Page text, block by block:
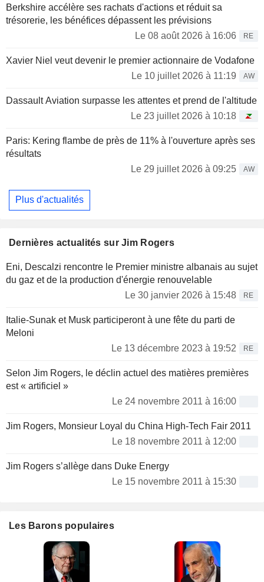
aujourd'hui autorité.
Passionné de deux roues, Jim Rogers entame en 1990 un
tour du monde en moto qui durera pendant deux ans. Il
vaut de figurer dans le Guinness Book des records. Il profite
de ses voyages pour analyser les possibilités
il les rassemble dans les nombreux ouvrages qu'il a publiés.
Berkshire accélère ses rachats d'actions et réduit sa
trésorerie, les bénéfices dépassent les prévisions
Le 08 août 2026 à 16:06
RE
Xavier Niel veut devenir le premier actionnaire de Vodafone
Le 10 juillet 2026 à 11:19
AW
Dassault Aviation surpasse les attentes et prend de l'altitude
Le 23 juillet 2026 à 10:18
Paris: Kering flambe de près de 11% à l'ouverture après ses
résultats
Le 29 juillet 2026 à 09:25
AW
Plus d'actualités
Dernières actualités sur Jim Rogers
Eni, Descalzi rencontre le Premier ministre albanais au sujet
du gaz et de la production d'énergie renouvelable
Le 30 janvier 2026 à 15:48
RE
Italie-Sunak et Musk participeront à une fête du parti de
Meloni
Le 13 décembre 2023 à 19:52
RE
Selon Jim Rogers, le déclin actuel des matières premières
est « artificiel »
Le 24 novembre 2011 à 16:00
Jim Rogers, Monsieur Loyal du China High-Tech Fair 2011
Le 18 novembre 2011 à 12:00
Jim Rogers s’allège dans Duke Energy
Le 15 novembre 2011 à 15:30
Les Barons populaires